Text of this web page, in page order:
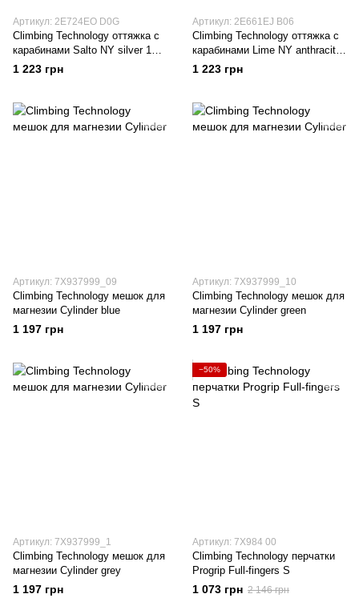
Артикул: 2E724EO D0G
Climbing Technology оттяжка с
карабинами Salto NY silver 12
см
1 223 грн
Артикул: 2E661EJ B06
Climbing Technology оттяжка с
карабинами Lime NY anthracite-
blue 17 см
1 223 грн
Артикул: 7X937999_09
Climbing Technology мешок для
магнезии Cylinder blue
1 197 грн
Артикул: 7X937999_10
Climbing Technology мешок для
магнезии Cylinder green
1 197 грн
Артикул: 7X937999_1
Climbing Technology мешок для
магнезии Cylinder grey
1 197 грн
−50%
Артикул: 7X984 00
Climbing Technology перчатки
Progrip Full-fingers S
1 073 грн 2 146 грн